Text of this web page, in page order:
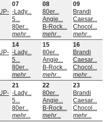
07
-Lady...
5...
80er...
mehr...
08
80er...
Angie...
B-Rock...
mehr...
09
Brandi
Caesar...
Chocol...
mehr...
14
-Lady...
5...
80er...
mehr...
15
80er...
Angie...
B-Rock...
mehr...
16
Brandi
Caesar...
Chocol...
mehr...
21
-Lady...
5...
80er...
mehr...
22
80er...
Angie...
B-Rock...
mehr...
23
Brandi
Caesar...
Chocol...
mehr...